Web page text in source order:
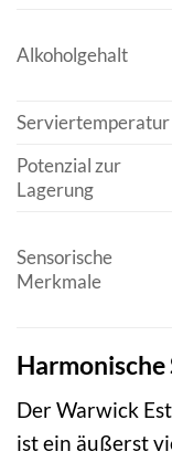
Alkoholgehalt
Serviertemperatur
Potenzial zur
Lagerung
Sensorische
Merkmale
Harmonische
Der Warwick
ist ein äußerst